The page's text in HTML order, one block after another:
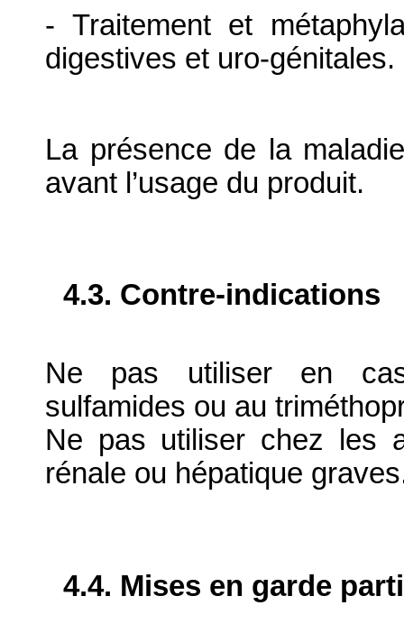
- Traitement et
digestives et uro-génitales.
La présence de la
avant l’usage du produit.
4.3. Contre-indications
Ne pas utiliser en cas
sulfamides ou au
Ne pas utiliser chez les
rénale ou hépatique
4.4. Mises en garde